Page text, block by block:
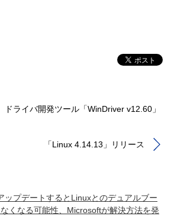
ドライバ開発ツール「WinDriver v12.60」
「Linux 4.14.13」リリース
ップデートするとLinuxとのデュアルブー
くなる可能性、Microsoftが解決方法を発